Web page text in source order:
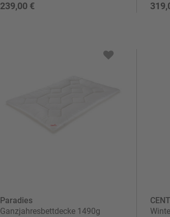
239,00 €
Paradies
Ganzjahresbettdecke 1490g